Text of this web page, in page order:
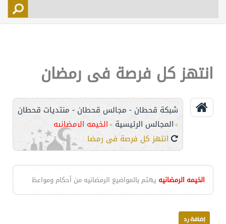
اتصل بنا
انتهز كل فرصة فى رمضان
شبكة قحطان - مجالس قحطان - منتديات قحطان
> المجالس الرئيسية > الخيمه الرمضانيه
انتهز كل فرصة فى رمضان
الخيمه الرمضانيه يهتم بالمواضيع الرمضانيه من أحكام ومواعظ